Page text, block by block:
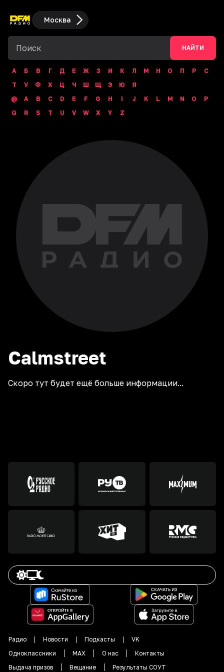
Москва
НАЙТИ
А Б В Г Д Е Ж З И К Л М Н О П Р
С
Т
У Ф Х Ц Ч Ш Щ Э Ю
Я
@
A B C D E F G H I J K L M N O
P
Q
R S T U V W X Y Z
Calmstreet
Скоро тут будет ещё больше информации...
Радио Новости Подкасты
VK
Одноклассники
MAX О нас
Контакты
Выдача призов
Вещание Результаты СОУТ